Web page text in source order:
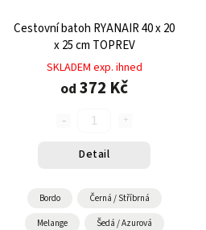
Cestovní batoh RYANAIR 40 x 20
x 25 cm TOPREV
SKLADEM exp. ihned
od 372 Kč
Detail
Bordo Černá / Stříbrná
Melange Šedá / Azurová